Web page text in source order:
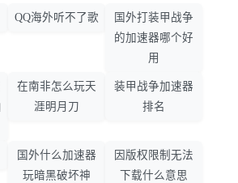
QQ海外听不了歌
国外打装甲战争
的加速器哪个好
用
在南非怎么玩天
涯明月刀
装甲战争加速器
排名
国外什么加速器
玩暗黑破坏神
因版权限制无法
下载什么意思